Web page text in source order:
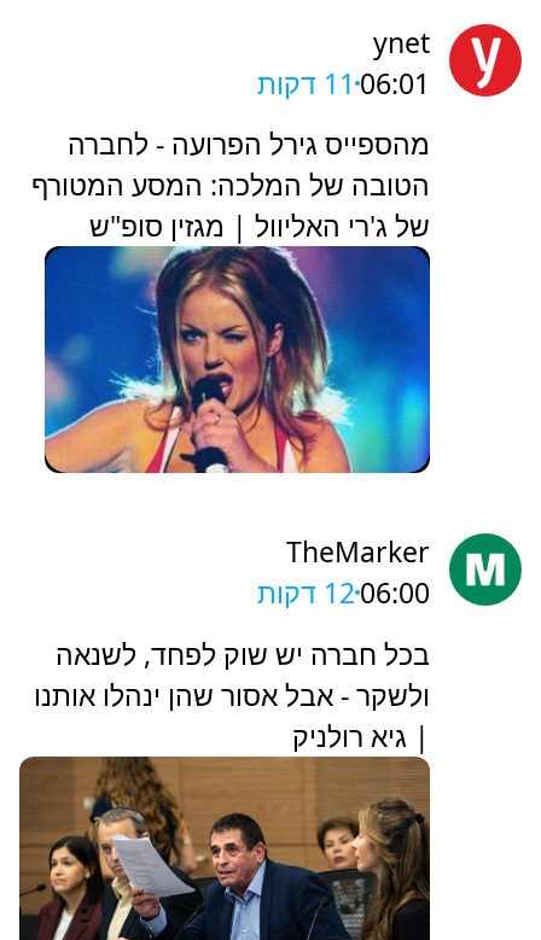
ynet
06:01 11 דקות
מהספייס גירל הפרועה - לחברה
הטובה של המלכה: המסע המטורף
של ג'רי האליוול | מגזין סופ"ש
TheMarker
06:0012 דקות
‏בכל חברה יש שוק לפחד, לשנאה
ולשקר - אבל אסור שהן ינהלו אותנו
| גיא רולניק